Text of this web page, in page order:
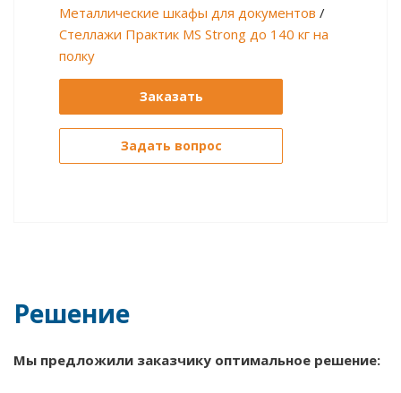
Металлические шкафы для документов /
Стеллажи Практик MS Strong до 140 кг на
полку
Заказать
Задать вопрос
Решение
Мы предложили заказчику оптимальное решение: